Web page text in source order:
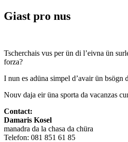
Giast pro nus
Tscherchais vus per ün di l’eivna ün
forza?
I nun es adüna simpel d’avair ün bsögn
Nouv daja eir üna sporta da vacanzas
Contact:
Damaris Kosel
manadra da la chasa da chüra
Telefon: 081 851 61 85